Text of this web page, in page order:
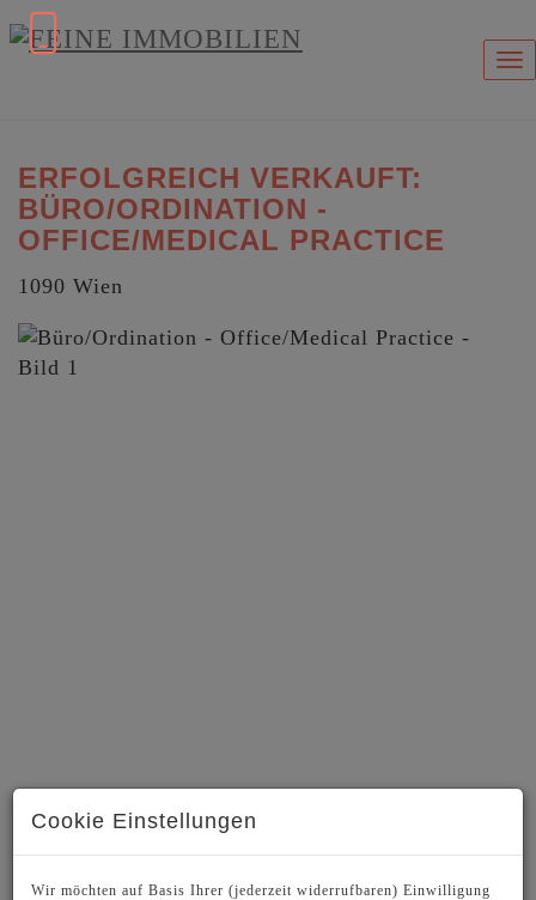
ERFOLGREICH VERKAUFT:
BÜRO/ORDINATION -
OFFICE/MEDICAL PRACTICE
1090 Wien
Cookie Einstellungen
Wir möchten auf Basis Ihrer (jederzeit widerrufbaren) Einwilligung